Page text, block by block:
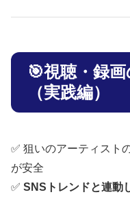
🎯視聴・録
（実践編）
✅ 狙いのアーティスト
が安全
✅ SNSトレンドと連動